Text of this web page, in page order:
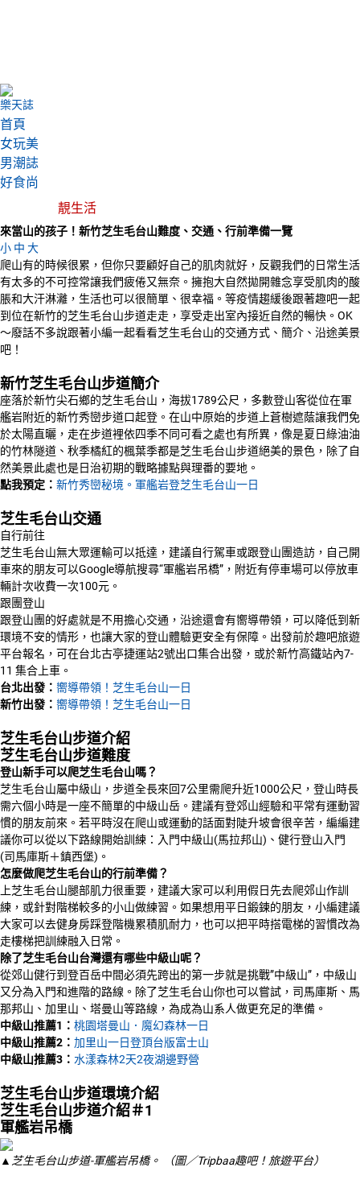
樂天誌
首頁
女玩美
男潮誌
好食尚
靚生活
來當山的孩子！新竹芝生毛台山難度、交通、行前準備一覽
小 中 大
爬山有的時候很累，但你只要顧好自己的肌肉就好，反觀我們的日常生活
有太多的不可控常讓我們疲倦又無奈。擁抱大自然拋開雜念享受肌肉的酸
脹和大汗淋灕，生活也可以很簡單、很幸福。等疫情趨緩後跟著趣吧一起
到位在新竹的芝生毛台山步道走走，享受走出室內接近自然的暢快。OK
～廢話不多說跟著小編一起看看芝生毛台山的交通方式、簡介、沿途美景
吧！
新竹芝生毛台山步道簡介
座落於新竹尖石鄉的芝生毛台山，海拔1789公尺，多數登山客從位在軍
艦岩附近的新竹秀巒步道口起登。在山中原始的步道上蒼樹遮蔭讓我們免
於太陽直曬，走在步道裡依四季不同可看之處也有所異，像是夏日綠油油
的竹林隧道、秋季橘紅的楓葉季都是芝生毛台山步道絕美的景色，除了自
然美景此處也是日治初期的戰略據點與理番的要地。
點我預定： 新竹秀巒秘境。軍艦岩登芝生毛台山一日
芝生毛台山交通
自行前往
芝生毛台山無大眾運輸可以抵達，建議自行駕車或跟登山團造訪，自己開
車來的朋友可以Google導航搜尋“軍艦岩吊橋”，附近有停車場可以停放車
輛計次收費一次100元。
跟團登山
跟登山團的好處就是不用擔心交通，沿途還會有嚮導帶領，可以降低到新
環境不安的情形，也讓大家的登山體驗更安全有保障。出發前於趣吧旅遊
平台報名，可在台北古亭捷運站2號出口集合出發，或於新竹高鐵站內7-
11 集合上車。
台北出發： 嚮導帶領！芝生毛台山一日
新竹出發： 嚮導帶領！芝生毛台山一日
芝生毛台山步道介紹
芝生毛台山步道難度
登山新手可以爬芝生毛台山嗎？
芝生毛台山屬中級山，步道全長來回7公里需爬升近1000公尺，登山時長
需六個小時是一座不簡單的中級山岳。建議有登郊山經驗和平常有運動習
慣的朋友前來。若平時沒在爬山或運動的話面對陡升坡會很辛苦，編編建
議你可以從以下路線開始訓練：入門中級山(馬拉邦山)、健行登山入門
(司馬庫斯＋鎮西堡)。
怎麼做爬芝生毛台山的行前準備？
上芝生毛台山腿部肌力很重要，建議大家可以利用假日先去爬郊山作訓
練，或針對階梯較多的小山做練習。如果想用平日鍛鍊的朋友，小編建議
大家可以去健身房踩登階機累積肌耐力，也可以把平時搭電梯的習慣改為
走樓梯把訓練融入日常。
除了芝生毛台山台灣還有哪些中級山呢？
從郊山健行到登百岳中間必須先跨出的第一步就是挑戰”中級山”，中級山
又分為入門和進階的路線。除了芝生毛台山你也可以嘗試，司馬庫斯、馬
那邦山、加里山、塔曼山等路線，為成為山系人做更充足的準備。
中級山推薦1： 桃園塔曼山．魔幻森林一日
中級山推薦2： 加里山一日登頂台版富士山
中級山推薦3： 水漾森林2天2夜湖邊野營
芝生毛台山步道環境介紹
芝生毛台山步道介紹＃1
軍艦岩吊橋
▲芝生毛台山步道-軍艦岩吊橋。 （圖／Tripbaa趣吧！旅遊平台）